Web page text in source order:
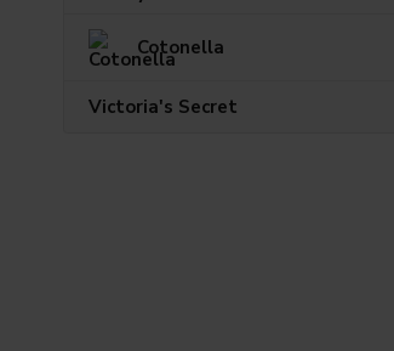
Cotonella
Victoria's Secret